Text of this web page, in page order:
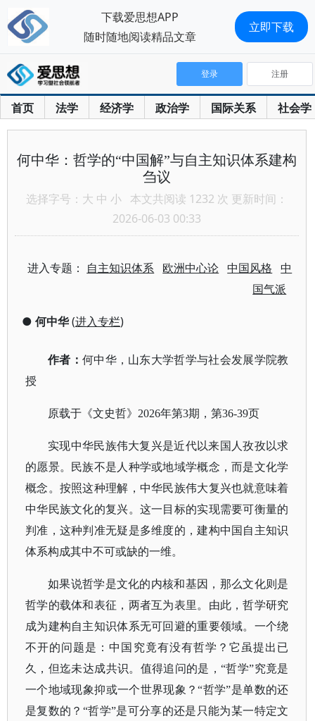
首页 法学 经济学 政治学 国际关系 社会学
登录 注册
何中华：哲学的“中国解”与自主知识体系建构
刍议
选择字号： 大 中 小 本文共阅读 1232 次 更新时间：
2026-06-03 00:33
进入专题： 自主知识体系 欧洲中心论 中国风格
中
国气派
● 何中华(进入专栏)
作者 ： 何中华，山东大学哲学与社会发展学院教
授
原载于《文史哲》 2026年第3期，第36-39页
实现中华民族伟大复兴是近代以来国人孜孜以求
的愿景。民族不是人种学或地域学概念，而是文化学
概念。按照这种理解，中华民族伟大复兴也就意味着
中华民族文化的复兴。这一目标的实现需要可衡量的
判准，这种判准无疑是多维度的，建构中国自主知识
体系构成其中不可或缺的一维。
如果说哲学是文化的内核和基因，那么文化则是
哲学的载体和表征，两者互为表里。由此，哲学研究
成为建构自主知识体系无可回避的重要领域。一个绕
不开的问题是：中国究竟有没有哲学？它虽提出已
久，但迄未达成共识。值得追问的是，“哲学”究竟是
一个地域现象抑或一个世界现象？“哲学”是单数的还
是复数的？“哲学”是可分享的还是只能为某一特定文
下载爱思想APP
随时随地阅读精品文章
立即下载